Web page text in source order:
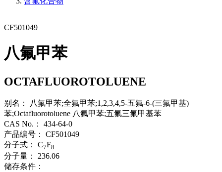
CF501049
八氟甲苯
OCTAFLUOROTOLUENE
别名：
八氟甲苯;全氟甲苯;1,2,3,4,5-五氟-6-(三氟甲基)
苯;Octafluorotoluene 八氟甲苯;五氟三氟甲基苯
CAS No.：
434-64-0
产品编号：
CF501049
分子式：
C7F8
分子量：
236.06
储存条件：